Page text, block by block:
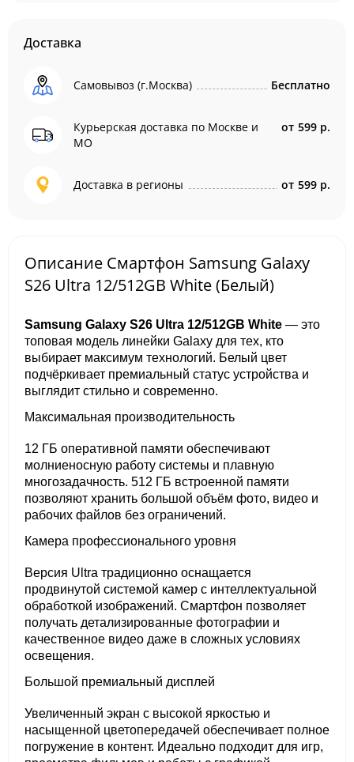
Доставка
Самовывоз (г.Москва) Бесплатно
Курьерская доставка по Москве и
МО
от 599 р.
Доставка в регионы от 599 р.
Описание Смартфон Samsung Galaxy
S26 Ultra 12/512GB White (Белый)
Samsung Galaxy S26 Ultra 12/512GB White — это
топовая модель линейки Galaxy для тех, кто
выбирает максимум технологий. Белый цвет
подчёркивает премиальный статус устройства и
выглядит стильно и современно.
Максимальная производительность
12 ГБ оперативной памяти обеспечивают
молниеносную работу системы и плавную
многозадачность. 512 ГБ встроенной памяти
позволяют хранить большой объём фото, видео и
рабочих файлов без ограничений.
Камера профессионального уровня
Версия Ultra традиционно оснащается
продвинутой системой камер с интеллектуальной
обработкой изображений. Смартфон позволяет
получать детализированные фотографии и
качественное видео даже в сложных условиях
освещения.
Большой премиальный дисплей
Увеличенный экран с высокой яркостью и
насыщенной цветопередачей обеспечивает полное
погружение в контент. Идеально подходит для игр,